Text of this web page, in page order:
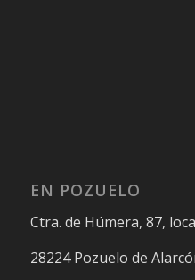
EN POZUELO
Ctra. de Húmera, 87,
28224 Pozuelo de